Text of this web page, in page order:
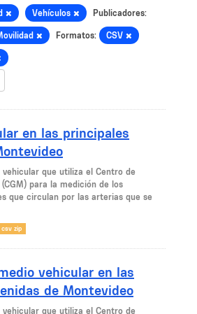
Vehículos Publicadores:
Formatos: CSV
en las principales
que utiliza el Centro de
para la medición de los
que circulan por las arterias que se
csv zip
vehicular en las
de Montevideo
que utiliza el Centro de